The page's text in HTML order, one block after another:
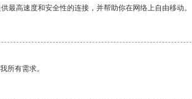
最高速度和安全性的连接，并帮助你在网络上自由移动。
所有需求。